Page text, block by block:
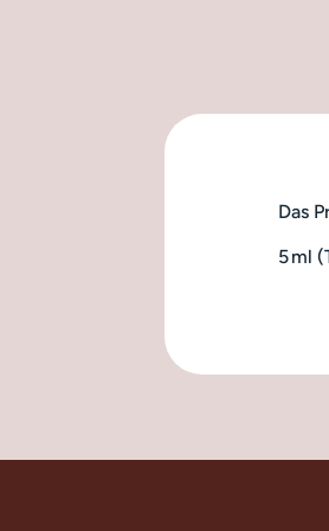
Das
5 ml